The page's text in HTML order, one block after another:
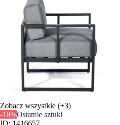
Zobacz wszystkie (+3)
-18%Ostatnie sztuki
ID: 1416657